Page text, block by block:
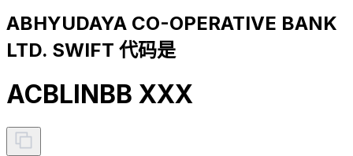
ABHYUDAYA CO-OPERATIVE BANK
LTD. SWIFT 代码是
ACBLINBB XXX